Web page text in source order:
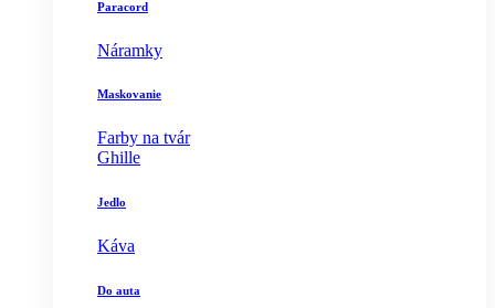
Paracord
Náramky
Maskovanie
Farby na tvár
Ghille
Jedlo
Káva
Do auta